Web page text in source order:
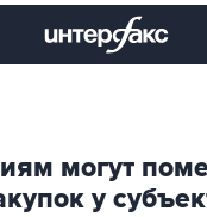
могут
у